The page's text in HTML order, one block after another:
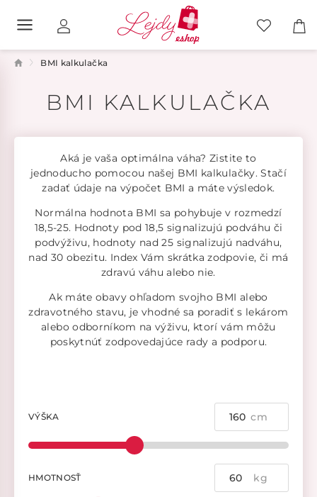
BMI kalkulačka
BMI KALKULAČKA
Aká je vaša optimálna váha? Zistite to
jednoducho pomocou našej BMI kalkulačky. Stačí
zadať údaje na výpočet BMI a máte výsledok.
Normálna hodnota BMI sa pohybuje v rozmedzí
18,5-25. Hodnoty pod 18,5 signalizujú podváhu či
podvýživu, hodnoty nad 25 signalizujú nadváhu,
nad 30 obezitu. Index Vám skrátka zodpovie, či má
zdravú váhu alebo nie.
Ak máte obavy ohľadom svojho BMI alebo
zdravotného stavu, je vhodné sa poradiť s lekárom
alebo odborníkom na výživu, ktorí vám môžu
poskytnúť zodpovedajúce rady a podporu.
VÝŠKA cm
HMOTNOSŤ kg